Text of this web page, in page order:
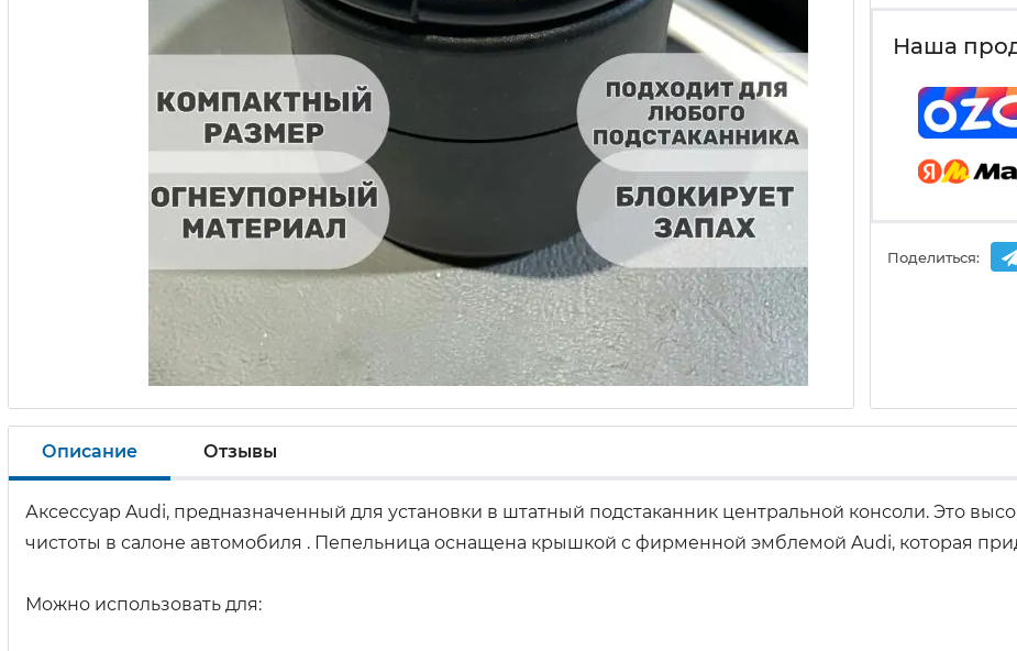
Наша
Поделиться:
Описание Отзывы
Аксессуар Audi, предназначенный для установки в штатный подстаканник центральной консоли. Это
чистоты в салоне автомобиля . Пепельница оснащена крышкой с фирменной эмблемой Audi, которая
Можно использовать для: